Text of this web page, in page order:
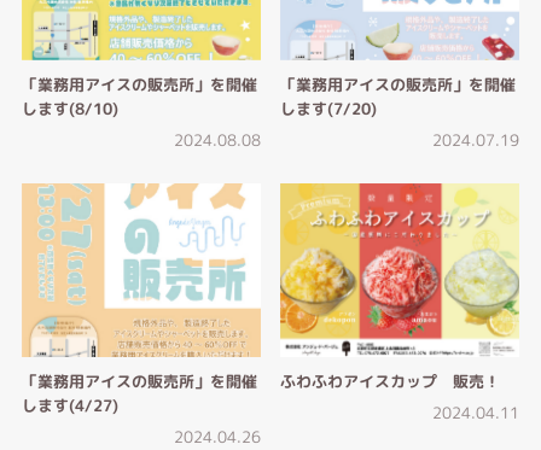
「業務用アイスの販売所」を開催
します(8/10)
2024.08.08
「業務用アイスの販売所」を開催
します(7/20)
2024.07.19
「業務用アイスの販売所」を開催
します(4/27)
2024.04.26
ふわふわアイスカップ 販売！
2024.04.11